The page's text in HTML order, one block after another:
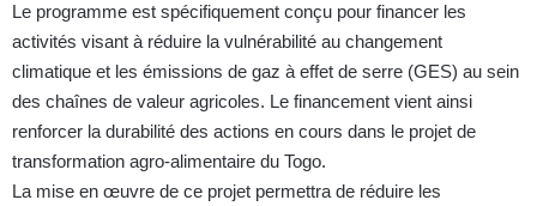
Le programme est spécifiquement conçu pour financer les
activités visant à réduire la vulnérabilité au changement
climatique et les émissions de gaz à effet de serre (GES) au sein
des chaînes de valeur agricoles. Le financement vient ainsi
renforcer la durabilité des actions en cours dans le projet de
transformation agro-alimentaire du Togo.
La mise en œuvre de ce projet permettra de réduire les